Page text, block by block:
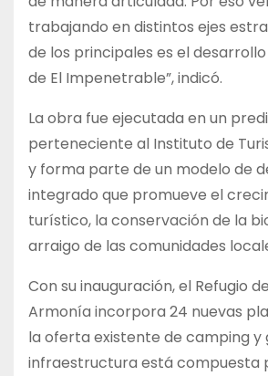
trabajando en distintos ejes
de los principales es el
de El Impenetrable”, indicó.
La obra fue ejecutada en un
perteneciente al Instituto de
y forma parte de un modelo de
integrado que promueve el
turístico, la conservación de la
arraigo de las comunidades
Con su inauguración, el Refugio
Armonía incorpora 24 nuevas
la oferta existente de camping y
infraestructura está compuesta